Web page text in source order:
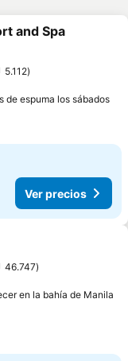
favoritos
and Spa
5.112
de espuma los sábados
Ver precios
46.747
en la bahía de Manila